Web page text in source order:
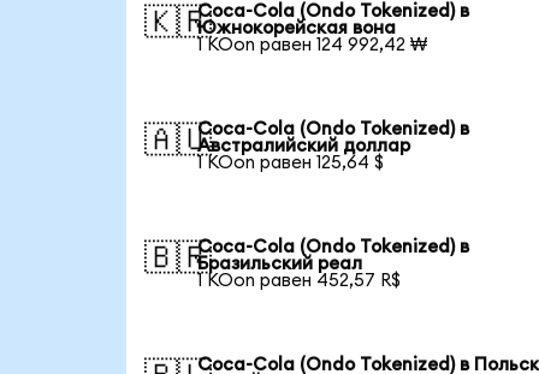
🇰🇷Coca-Cola (Ondo Tokenized) в
Южнокорейская вона
1 KOon равен 124 992,42 ₩
🇦🇺Coca-Cola (Ondo Tokenized) в
Австралийский доллар
1 KOon равен 125,64 $
🇧🇷Coca-Cola (Ondo Tokenized) в
Бразильский реал
1 KOon равен 452,57 R$
Coca-Cola (Ondo Tokenized) в